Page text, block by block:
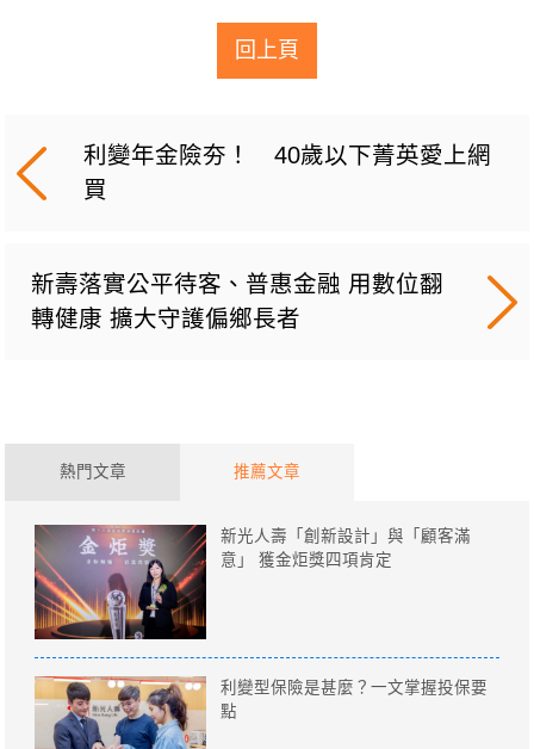
回上頁
利變年金險夯！ 40歲以下菁英愛上網
買
新壽落實公平待客、普惠金融 用數位翻
轉健康 擴大守護偏鄉長者
熱門文章 推薦文章
新光人壽「創新設計」與「顧客滿
意」 獲金炬獎四項肯定
利變型保險是甚麼？一文掌握投保要
點